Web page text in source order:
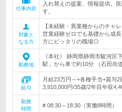
仕事内容
入れ替えの提案、情報提供。
す。
対象と
なる方
【未経験・異業種からのチャ
営業経験ゼロでも基礎から成
方にピッタリの職場◎
勤務地
《本社》 静岡県静岡市駿河区
駅」から車で約10分 （石田街
給与
月給23万円～+各種手当+賞与
3,910,000円/35歳/2年目年収
勤務
時間
# 08:30～18:30（実働8時間）